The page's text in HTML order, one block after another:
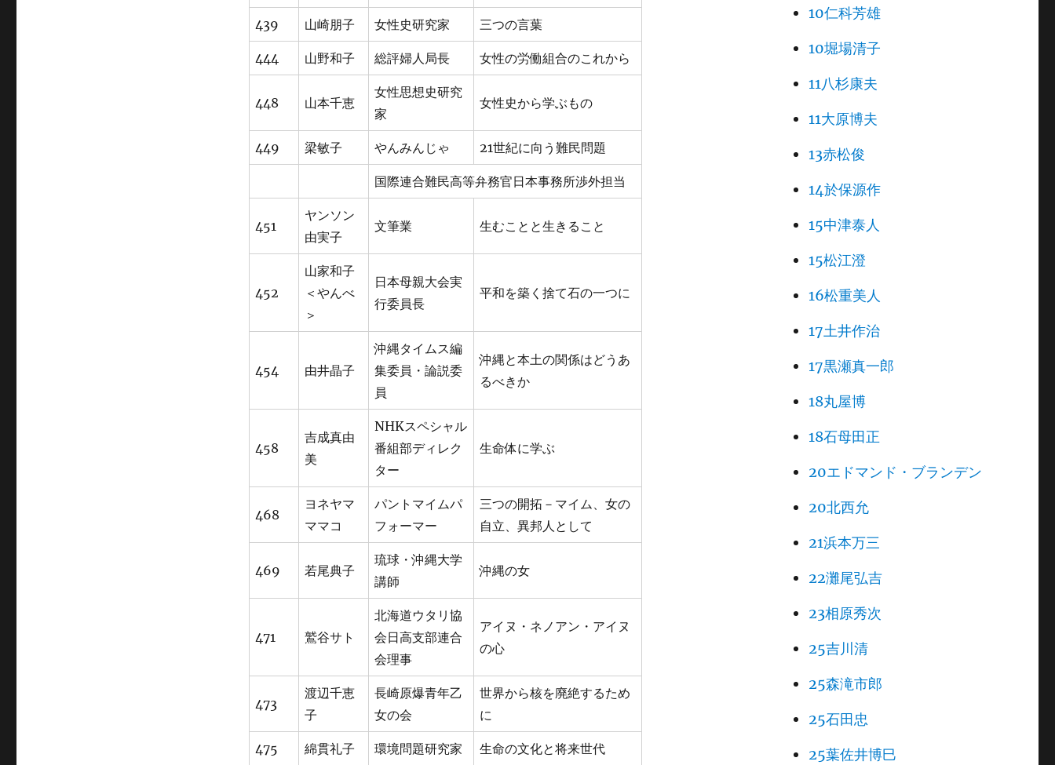
439 山崎朋子 女性史研究家 三つの言葉
444 山野和子 総評婦人局長 女性の労働組合のこれから
448 山本千恵
女性思想史研究
家
女性史から学ぶもの
449 梁敏子 やんみんじゃ 21世紀に向う難民問題
国際連合難民高等弁務官日本事務所渉外担当
451
ヤンソン
由実子
文筆業 生むことと生きること
452
山家和子
＜やんべ
＞
日本母親大会実
行委員長
平和を築く捨て石の一つに
454 由井晶子
沖縄タイムス編
集委員・論説委
員
沖縄と本土の関係はどうあ
るべきか
458
吉成真由
美
NHKスペシャル
番組部ディレク
ター
生命体に学ぶ
468
ヨネヤマ
ママコ
パントマイムパ
フォーマー
三つの開拓－マイム、女の
自立、異邦人として
469 若尾典子
琉球・沖縄大学
講師
沖縄の女
471 鷲谷サト
北海道ウタリ協
会日高支部連合
会理事
アイヌ・ネノアン・アイヌ
の心
473
渡辺千恵
子
長崎原爆青年乙
女の会
世界から核を廃絶するため
に
475 綿貫礼子 環境問題研究家 生命の文化と将来世代
10仁科芳雄
10堀場清子
11八杉康夫
11大原博夫
13赤松俊
14於保源作
15中津泰人
15松江澄
16松重美人
17土井作治
17黒瀬真一郎
18丸屋博
18石母田正
20エドマンド・ブランデン
20北西允
21浜本万三
22灘尾弘吉
23相原秀次
25吉川清
25森滝市郎
25石田忠
25葉佐井博巳